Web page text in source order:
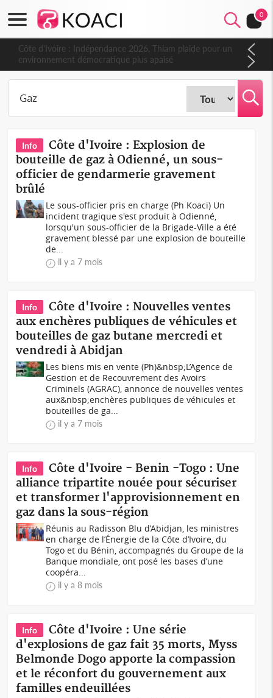
0
Côte d'Ivoire : Indépendance 2026, Thiam plaide pour un
environnement démocratique plus apaisé
Info
Côte d'Ivoire : Explosion de
bouteille de gaz à Odienné, un sous-
officier de gendarmerie gravement
brûlé
Le sous-officier pris en charge (Ph Koaci) Un
incident tragique s'est produit à Odienné,
lorsqu'un sous-officier de la Brigade-Ville a été
gravement blessé par une explosion de bouteille
de...
il y a 7 mois
Info
Côte d'Ivoire : Nouvelles ventes
aux enchères publiques de véhicules et
bouteilles de gaz butane mercredi et
vendredi à Abidjan
Les biens mis en vente (Ph)&nbsp;L’Agence de
Gestion et de Recouvrement des Avoirs
Criminels (AGRAC), annonce de nouvelles ventes
aux&nbsp;enchères publiques de véhicules et
bouteilles de ga...
il y a 7 mois
Info
Côte d'Ivoire - Benin -Togo : Une
alliance tripartite nouée pour sécuriser
et transformer l'approvisionnement en
gaz dans la sous-région
Réunis au Radisson Blu d’Abidjan, les ministres
en charge de l’Énergie de la Côte d’Ivoire, du
Togo et du Bénin, accompagnés du Groupe de la
Banque mondiale, ont posé les bases d’une
coopéra...
il y a 8 mois
Info
Côte d'Ivoire : Une série
d'explosions de gaz fait 35 morts, Myss
Belmonde Dogo apporte la compassion
et le réconfort du gouvernement aux
familles endeuillées